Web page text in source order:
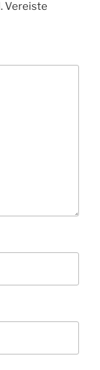
Vereiste